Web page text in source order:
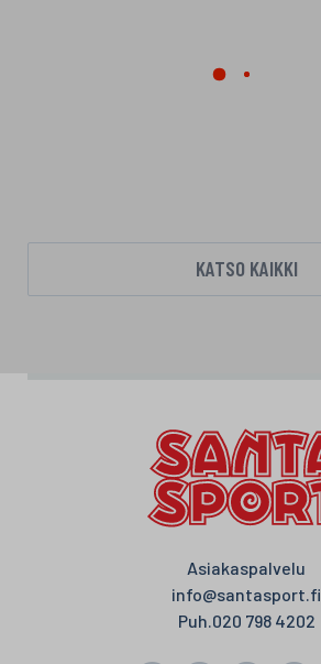
KATSO KAIKKI
Asiakaspalvelu
info@santasport.fi
Puh.020 798 4202